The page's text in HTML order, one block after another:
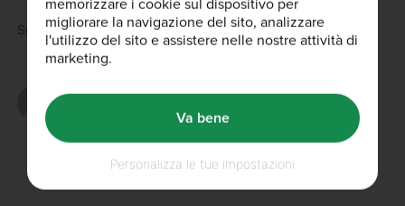
Scopri di più e compralo subito!
Ti è piaciuto questo articolo?
migliorare la navigazione del sito, analizzare
l'utilizzo del sito e assistere nelle nostre attività di
marketing.
Personalizza le tue impostazioni
Va bene